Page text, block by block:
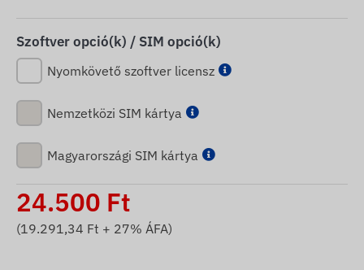
Szoftver opció(k) / SIM opció(k)
Nyomkövető szoftver licensz
Nemzetközi SIM kártya
Magyarországi SIM kártya
24.500 Ft
(19.291,34 Ft + 27% ÁFA)